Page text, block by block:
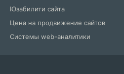
Юзабилити сайта
Цена на продвижение сайтов
Системы web-аналитики